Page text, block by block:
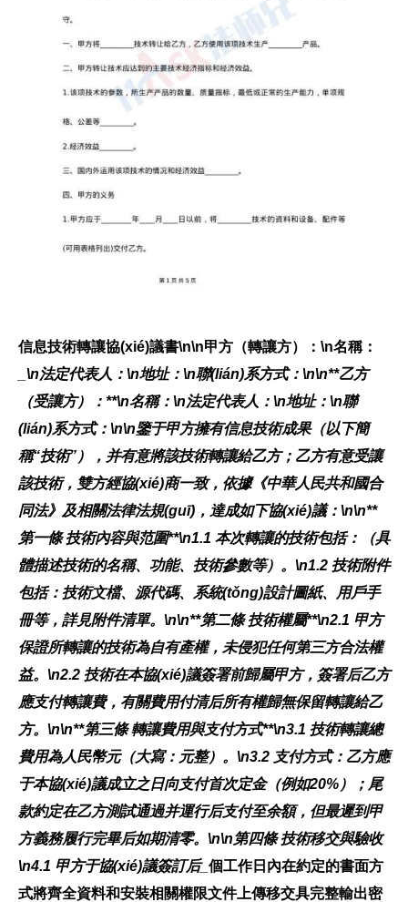
信息技術轉讓協(xié)議書\n\n甲方（轉讓方）： \n名稱：
_\n法定代表人： \n地址： \n聯(lián)系方式： \n\n**乙方
（受讓方）：**\n名稱： \n法定代表人： \n地址： \n聯
(lián)系方式： \n\n鑒于甲方擁有信息技術成果（以下簡
稱“技術”），并有意將該技術轉讓給乙方；乙方有意受讓
該技術，雙方經協(xié)商一致，依據《中華人民共和國合
同法》及相關法律法規(guī)，達成如下協(xié)議：\n\n**
第一條 技術內容與范圍**\n1.1 本次轉讓的技術包括：
（具
體描述技術的名稱、功能、技術參數等）。\n1.2 技術附件
包括：技術文檔、源代碼、系統(tǒng)設計圖紙、用戶手
冊等，詳見附件清單。\n\n**第二條 技術權屬**\n2.1 甲方
保證所轉讓的技術為自有產權，未侵犯任何第三方合法權
益。\n2.2 技術在本協(xié)議簽署前歸屬甲方，簽署后乙方
應支付轉讓費，有關費用付清后所有權歸無保留轉讓給乙
方。\n\n**第三條 轉讓費用與支付方式**\n3.1 技術轉讓總
費用為人民幣元（大寫： 元整）。\n3.2 支付方式：乙方應
于本協(xié)議成立之日向支付首次定金（例如20%）；尾
款約定在乙方測試通過并運行后支付至余額，但最遲到甲
方義務履行完畢后如期清零。\n\n第四條 技術移交與驗收
\n4.1 甲方于協(xié)議簽訂后_ 個工作日內在約定的書面方
式將齊全資料和安裝相關權限文件上傳移交具完整輸出密